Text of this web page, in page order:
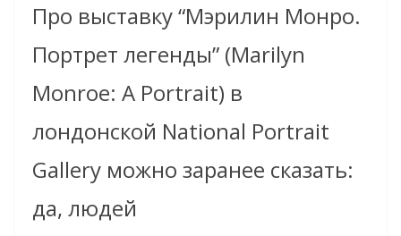
Про выставку “Мэрилин Монро.
Портрет легенды” (Marilyn
Monroe: A Portrait) в
лондонской National Portrait
Gallery можно заранее сказать:
да, людей